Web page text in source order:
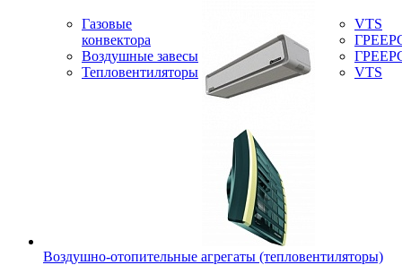
Газовые
конвектора
Воздушные завесы
Тепловентиляторы
VTS
VTS
Воздушно-отопительные агрегаты (тепловентиляторы)